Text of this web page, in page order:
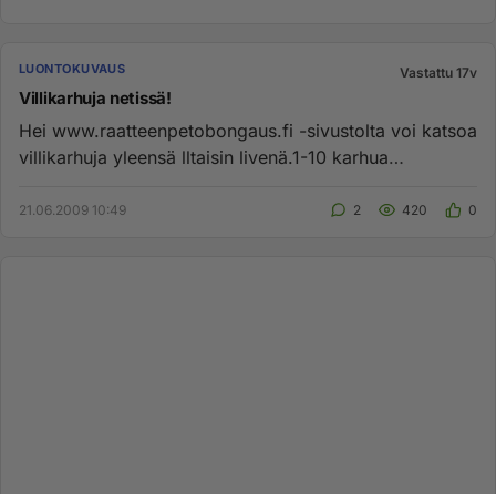
LUONTOKUVAUS Vastattu 17v
Villikarhuja netissä!
Hei www.raatteenpetobongaus.fi -sivustolta voi katsoa
villikarhuja yleensä lltaisin livenä.1-10 karhua
21.06.2009 10:49 2 420 0